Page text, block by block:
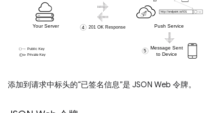
添加到请求中标头的“已签名信息”是 JSON Web 令牌。